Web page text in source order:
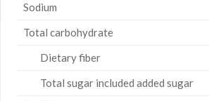
Sodium
Total carbohydrate
Dietary fiber
Total sugar included added sugar